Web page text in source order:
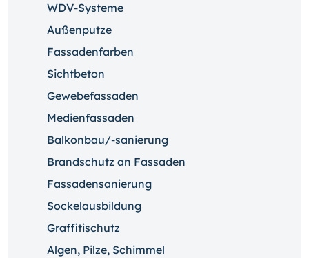
WDV-Systeme
Außenputze
Fassadenfarben
Sichtbeton
Gewebefassaden
Medienfassaden
Balkonbau/-sanierung
Brandschutz an Fassaden
Fassadensanierung
Sockelausbildung
Graffitischutz
Algen, Pilze, Schimmel